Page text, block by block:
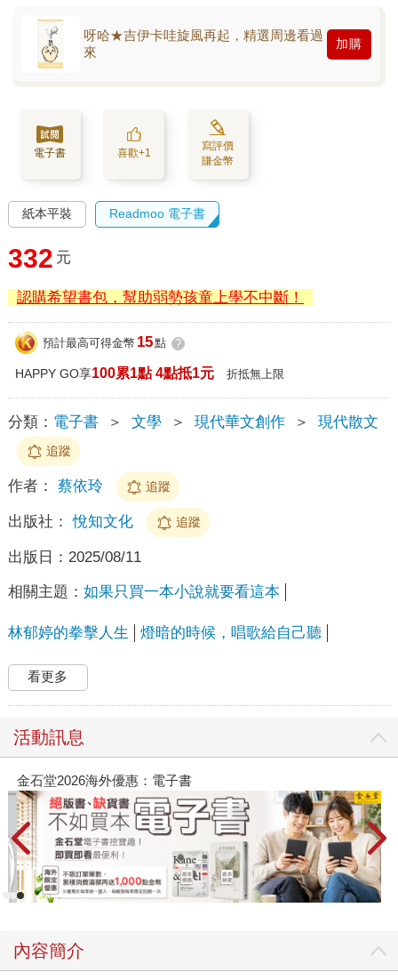
呀哈★吉伊卡哇旋風再起，精選周邊看過
來
加購
電子書 喜歡+1
寫評價
賺金幣
紙本平裝 Readmoo 電子書
332 元
認購希望書包，幫助弱勢孩童上學不中斷！
預計最高可得金幣 15點 ?
HAPPY GO享100累1點 4點抵1元 折抵無上限
分類： 電子書 ＞ 文學 ＞ 現代華文創作 ＞ 現代散文
追蹤
作者： 蔡依玲 追蹤
出版社： 悅知文化 追蹤
出版日： 2025/08/11
相關主題： 如果只買一本小說就要看這本
林郁婷的拳擊人生 燈暗的時候，唱歌給自己聽
看更多
活動訊息
金石堂2026海外優惠：電子書
內容簡介